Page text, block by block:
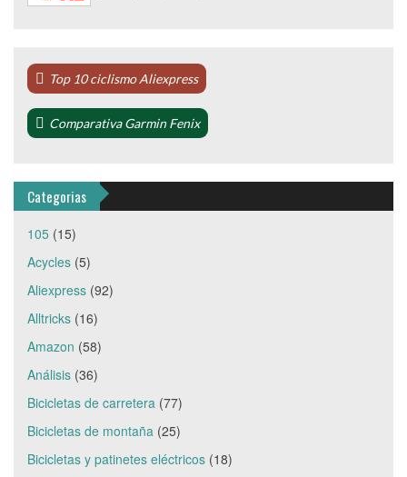
Top 10 ciclismo Aliexpress
Comparativa Garmin Fenix
Categorias
105 (15)
Acycles (5)
Aliexpress (92)
Alltricks (16)
Amazon (58)
Análisis (36)
Bicicletas de carretera (77)
Bicicletas de montaña (25)
Bicicletas y patinetes eléctricos (18)